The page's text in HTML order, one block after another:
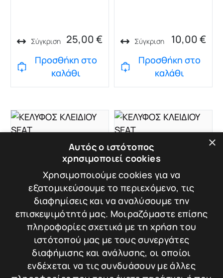
Σύγκριση 25,00€
Προσθήκη στο
καλάθι
Σύγκριση 10,00€
Προσθήκη στο
καλάθι
ΚΕΛΥΦΟΣ ΚΛΕΙΔΙΟΥ
Βάρος: 0.02 kg
Σύγκριση 10,00€
Προσθήκη στο
καλάθι
SEAT 7
ΚΕΛΥΦΟΣ ΚΛΕΙΔΙΟΥ
Βάρος: 0.02 kg
Σύγκριση 10,00
Προσθήκη στο
καλάθι
×
Αυτός ο ιστότοπος
χρησιμοποιεί cookies
Χρησιμοποιούμε cookies για να
εξατομικεύσουμε το περιεχόμενο, τις
διαφημίσεις και να αναλύσουμε την
επισκεψιμότητά μας. Μοιραζόμαστε επίσης
πληροφορίες σχετικά με τη χρήση του
ιστότοπού μας με τους συνεργάτες
διαφήμισης και ανάλυσης, οι οποίοι
ενδέχεται να τις συνδυάσουν με άλλες